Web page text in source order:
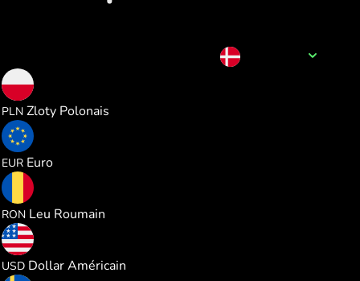
PLN Zloty Polonais
EUR Euro
RON Leu Roumain
USD Dollar Américain